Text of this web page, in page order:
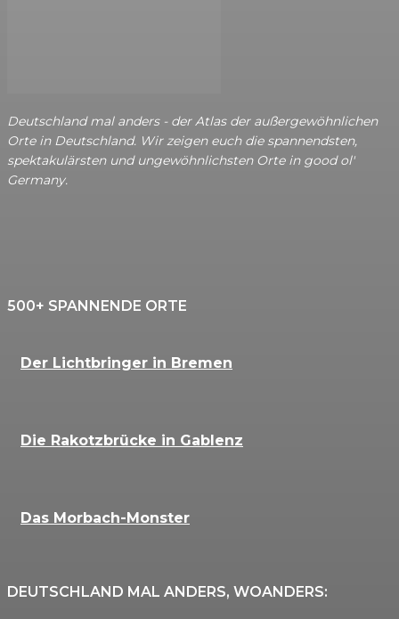
Deutschland mal anders - der Atlas der außergewöhnlichen
Orte in Deutschland. Wir zeigen euch die spannendsten,
spektakulärsten und ungewöhnlichsten Orte in good ol'
Germany.
500+ SPANNENDE ORTE
Der Lichtbringer in Bremen
Die Rakotzbrücke in Gablenz
Das Morbach-Monster
DEUTSCHLAND MAL ANDERS, WOANDERS: